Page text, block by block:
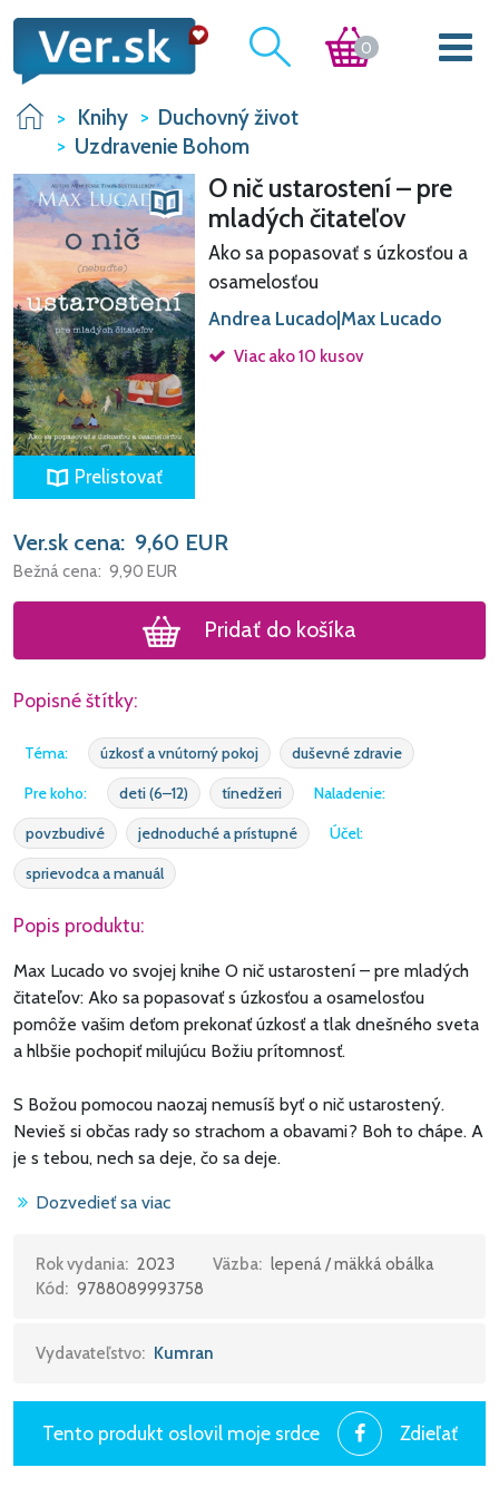
0
Knihy
Duchovný život
Uzdravenie Bohom
Prelistovať
O nič ustarostení – pre
mladých čitateľov
Ako sa popasovať s úzkosťou a
osamelosťou
Andrea Lucado|Max Lucado
Viac ako 10 kusov
Ver.sk cena: 9,60 EUR
Bežná cena: 9,90 EUR
Pridať do košíka
Popisné štítky:
Téma: úzkosť a vnútorný pokoj
duševné zdravie
Pre koho:
deti (6–12) tínedžeri
Naladenie:
povzbudivé
jednoduché a prístupné
Účel:
sprievodca a manuál
Popis produktu:
Max Lucado vo svojej knihe O nič ustarostení – pre mladých
čitateľov: Ako sa popasovať s úzkosťou a osamelosťou
pomôže vašim deťom prekonať úzkosť a tlak dnešného sveta
a hlbšie pochopiť milujúcu Božiu prítomnosť.
S Božou pomocou naozaj nemusíš byť o nič ustarostený.
Nevieš si občas rady so strachom a obavami? Boh to chápe. A
je s tebou, nech sa deje, čo sa deje.
Možno máš dojem, že tvoji priatelia sa neustále iba zabávajú,
starosti a obavy. Čo tým teda Boh myslel, keď povedal, že
nemáme byť o nič ustarostení? Je to vôbec možné?
Max Lucado prináša bestseller O nič ustarostení pre mladých
Verzia bestselleru O nič ustarostení pre mladých čitateľov je
jednoduchý sprievodca, ktorý ťa naučí, ako sa nenechať pohltiť
strachom, ale žiť v Božom pokoji. Vďaka hlbokým pravdám
Dozvedieť sa viac
Rok vydania: 2023 Väzba: lepená / mäkká obálka
Kód: 9788089993758
Vydavateľstvo: Kumran
Tento produkt oslovil moje srdce Zdieľať